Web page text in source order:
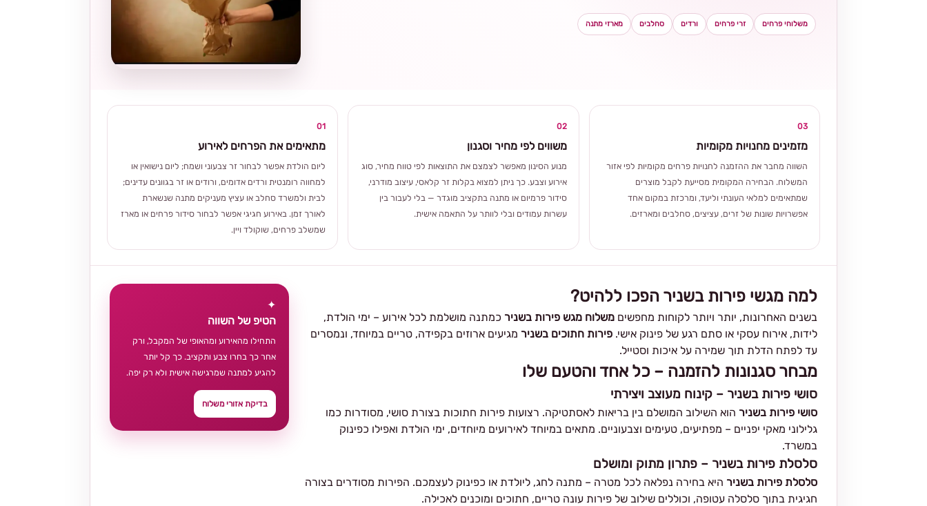
משלוחי פרחים זרי פרחים ורדים סחלבים מארזי מתנה
01
מתאימים את הפרחים לאירוע
ליום הולדת אפשר לבחור זר צבעוני ושמח; ליום נישואין או
למחווה רומנטית ורדים אדומים, ורודים או זר בגוונים עדינים;
לבית ולמשרד סחלב או עציץ מעניקים מתנה שנשארת
לאורך זמן. באירוע חגיגי אפשר לבחור סידור פרחים או מארז
שמשלב פרחים, שוקולד ויין.
02
משווים לפי מחיר וסגנון
מנוע הסינון מאפשר לצמצם את התוצאות לפי טווח מחיר, סוג
אירוע וצבע. כך ניתן למצוא בקלות זר קלאסי, עיצוב מודרני,
סידור פרמיום או מתנה בתקציב מוגדר — בלי לעבור בין
עשרות עמודים ובלי לוותר על התאמה אישית.
03
מזמינים מחנויות מקומיות
השווה מחבר את ההזמנה לחנויות פרחים מקומיות לפי אזור
המשלוח. הבחירה המקומית מסייעת לקבל מוצרים
שמתאימים למלאי העונתי וליעד, ומרכזת במקום אחד
אפשרויות שונות של זרים, עציצים, סחלבים ומארזים.
למה מגשי פירות בשניר הפכו ללהיט?
בשנים האחרונות, יותר ויותר לקוחות מחפשים משלוח מגש פירות בשניר כמתנה מושלמת לכל אירוע – ימי הולדת,
לידות, אירוח עסקי או סתם רגע של פינוק אישי. פירות חתוכים בשניר מגיעים ארוזים בקפידה, טריים במיוחד, ונמסרים
עד לפתח הדלת תוך שמירה על איכות וסטייל.
מבחר סגנונות להזמנה – כל אחד והטעם שלו
סושי פירות בשניר – קינוח מעוצב ויצירתי
סושי פירות בשניר הוא השילוב המושלם בין בריאות לאסתטיקה. רצועות פירות חתוכות בצורת סושי, מסודרות כמו
גלילוני מאקי יפניים – מפתיעים, טעימים וצבעוניים. מתאים במיוחד לאירועים מיוחדים, ימי הולדת ואפילו כפינוק
במשרד.
סלסלת פירות בשניר – פתרון מתוק ומושלם
סלסלת פירות בשניר היא בחירה נפלאה לכל מטרה – מתנה לחג, ליולדת או כפינוק לעצמכם. הפירות מסודרים בצורה
חגיגית בתוך סלסלה עטופה, וכוללים שילוב של פירות עונה טריים, חתוכים ומוכנים לאכילה.
✦
הטיפ של השווה
התחילו מהאירוע ומהאופי של המקבל, ורק
אחר כך בחרו צבע ותקציב. כך קל יותר
להגיע למתנה שמרגישה אישית ולא רק יפה.
בדיקת אזורי משלוח